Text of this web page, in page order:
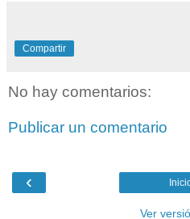
Compartir
No hay comentarios:
Publicar un comentario
‹
Ver